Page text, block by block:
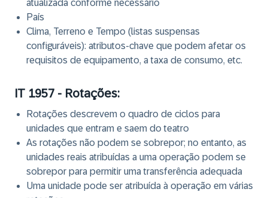
atualizada conforme necessário
País
Clima, Terreno e Tempo (listas suspensas
configuráveis): atributos-chave que podem afetar os
requisitos de equipamento, a taxa de consumo, etc.
IT 1957 - Rotações:
Rotações descrevem o quadro de ciclos para
unidades que entram e saem do teatro
As rotações não podem se sobrepor; no entanto, as
unidades reais atribuídas a uma operação podem se
sobrepor para permitir uma transferência adequada
Uma unidade pode ser atribuída à operação em várias